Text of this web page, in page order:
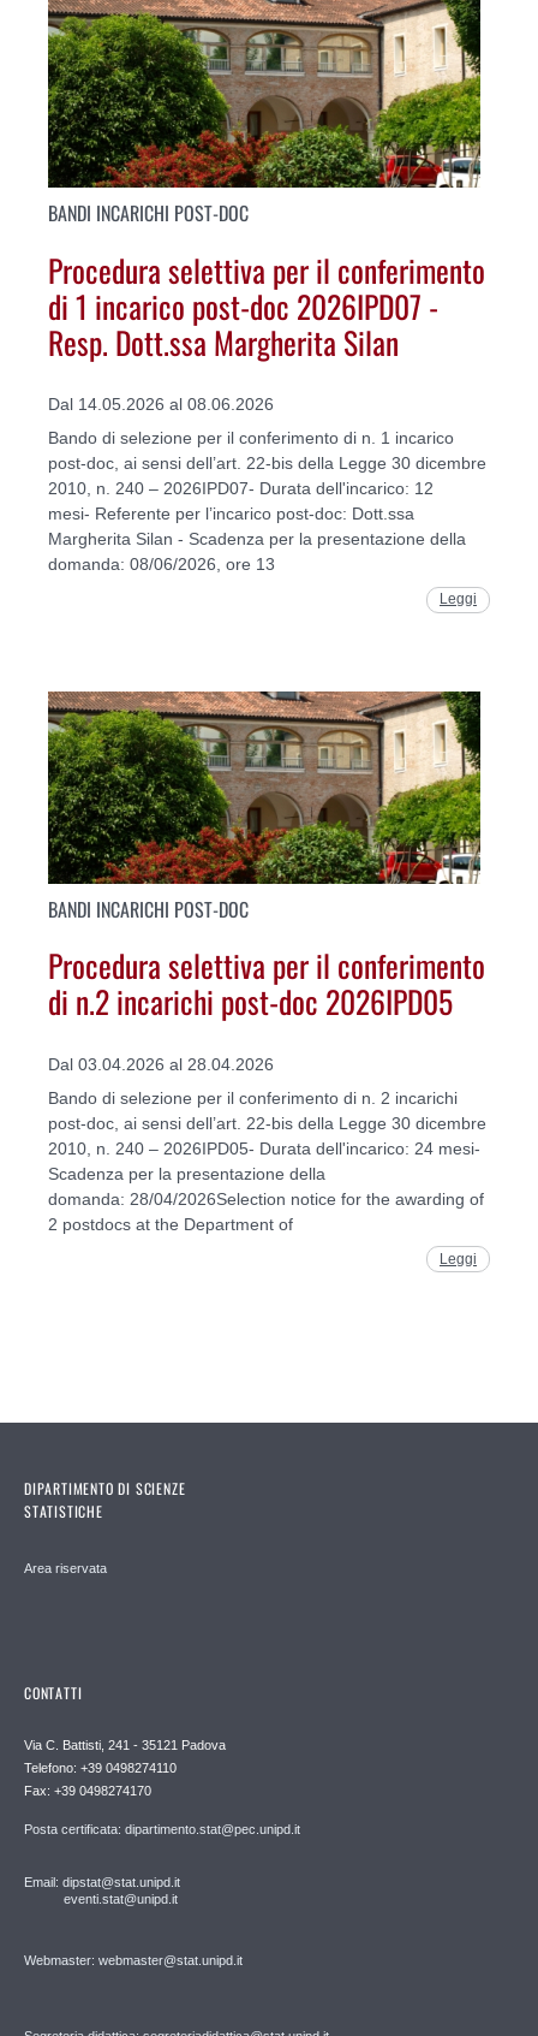
BANDI INCARICHI POST-DOC
Procedura selettiva per il conferimento
di 1 incarico post-doc 2026IPD07 -
Resp. Dott.ssa Margherita Silan
Dal 14.05.2026 al 08.06.2026
Bando di selezione per il conferimento di n. 1 incarico
post-doc, ai sensi dell’art. 22-bis della Legge 30 dicembre
2010, n. 240 – 2026IPD07- Durata dell'incarico: 12
mesi- Referente per l’incarico post-doc: Dott.ssa
Margherita Silan - Scadenza per la presentazione della
domanda: 08/06/2026, ore 13
Leggi
BANDI INCARICHI POST-DOC
Procedura selettiva per il conferimento
di n.2 incarichi post-doc 2026IPD05
Dal 03.04.2026 al 28.04.2026
Bando di selezione per il conferimento di n. 2 incarichi
post-doc, ai sensi dell’art. 22-bis della Legge 30 dicembre
2010, n. 240 – 2026IPD05- Durata dell'incarico: 24 mesi-
Scadenza per la presentazione della
domanda: 28/04/2026Selection notice for the awarding of
2 postdocs at the Department of
Leggi
DIPARTIMENTO DI SCIENZE
STATISTICHE
Area riservata
CONTATTI
Via C. Battisti, 241 - 35121 Padova
Telefono: +39 0498274110
Fax: +39 0498274170
Posta certificata: dipartimento.stat@pec.unipd.it
Email: dipstat@stat.unipd.it
eventi.stat@unipd.it
Webmaster: webmaster@stat.unipd.it